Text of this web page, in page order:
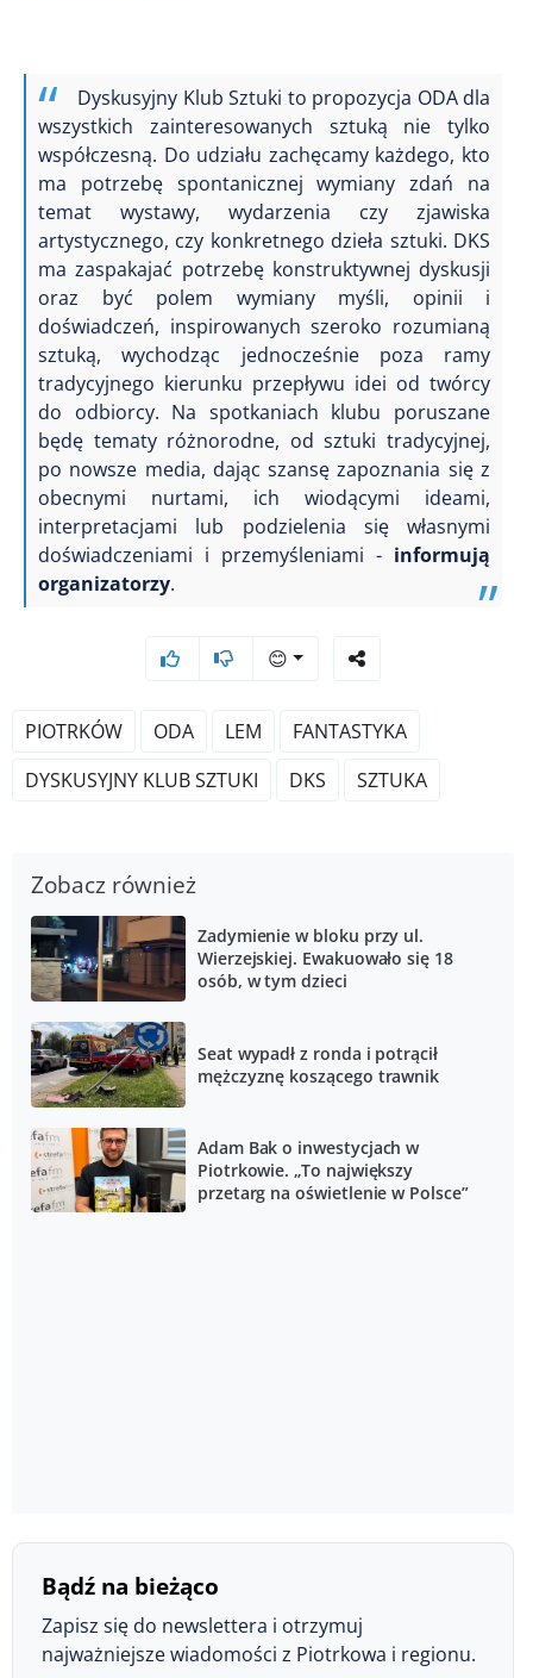
Dyskusyjny Klub Sztuki to propozycja ODA dla
wszystkich zainteresowanych sztuką nie tylko
współczesną. Do udziału zachęcamy każdego, kto
ma potrzebę spontanicznej wymiany zdań na
temat wystawy, wydarzenia czy zjawiska
artystycznego, czy konkretnego dzieła sztuki. DKS
ma zaspakajać potrzebę konstruktywnej dyskusji
oraz być polem wymiany myśli, opinii i
doświadczeń, inspirowanych szeroko rozumianą
sztuką, wychodząc jednocześnie poza ramy
tradycyjnego kierunku przepływu idei od twórcy
do odbiorcy. Na spotkaniach klubu poruszane
będę tematy różnorodne, od sztuki tradycyjnej,
po nowsze media, dając szansę zapoznania się z
obecnymi nurtami, ich wiodącymi ideami,
interpretacjami lub podzielenia się własnymi
doświadczeniami i przemyśleniami - informują
organizatorzy.
😊
PIOTRKÓW ODA LEM
FANTASTYKA
DYSKUSYJNY KLUB SZTUKI
DKS SZTUKA
Zobacz również
Zadymienie w bloku przy ul.
Wierzejskiej. Ewakuowało się 18
osób, w tym dzieci
Seat wypadł z ronda i potrącił
mężczyznę koszącego trawnik
Adam Bak o inwestycjach w
Piotrkowie. „To największy
przetarg na oświetlenie w Polsce”
Bądź na bieżąco
Zapisz się do newslettera i otrzymuj
najważniejsze wiadomości z Piotrkowa i regionu.